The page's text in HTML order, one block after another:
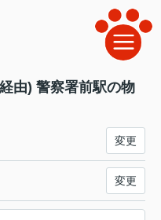
由) 警察署前駅の物
変更
変更